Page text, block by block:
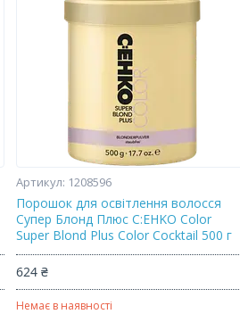
1208596
Порошок для освітлення волосся
Супер Блонд Плюс C:EHKO Color
Super Blond Plus Color Cocktail 500 г
624 ₴
Немає в наявності